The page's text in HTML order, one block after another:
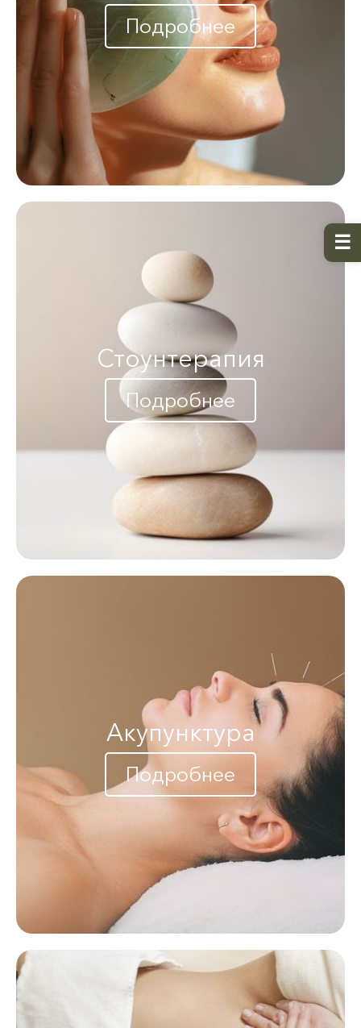
Подробнее
Стоунтерапия
Подробнее
Акупунктура
Подробнее